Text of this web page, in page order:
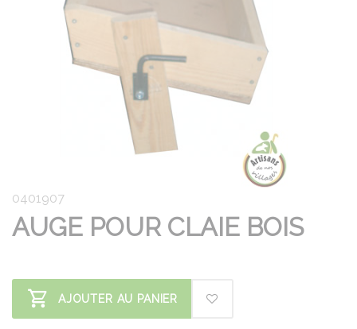
0401907
AUGE POUR CLAIE BOIS
AJOUTER AU PANIER